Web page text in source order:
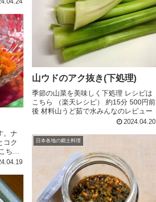
茸白
山ウドのアク抜き(下処理)
季節の山菜を美味しく下処理 レシピは
こちら （楽天レシピ） 約15分 500円前
後 材料山うど茹で水みんなのレビュー
2024.04.20
。ナ
コク
ちら
材料
】オ
日本各地の郷土料理